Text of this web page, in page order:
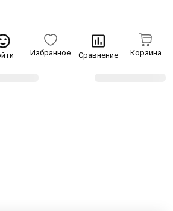
Избранное Сравнение Корзина